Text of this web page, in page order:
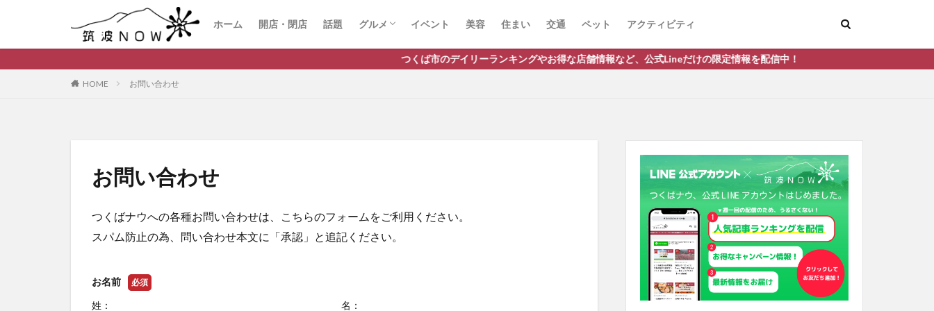
ホーム 開店・閉店 話題 グルメ イベント 美容 住まい 交通 ペット アクティビティ
つくば市のデイリーランキングやお得な店舗情報など、公式Lineだけの限定情報を配信中！
HOME お問い合わせ
お問い合わせ
つくばナウへの各種お問い合わせは、こちらのフォームをご利用ください。
スパム防止の為、問い合わせ本文に「承認」と追記ください。
お名前 必須
姓： 名：